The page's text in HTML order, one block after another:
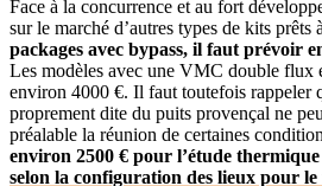
Face à la concurrence et au fort
sur le marché d’autres types de kits prêts
packages avec bypass, il faut prévoir
Les modèles avec une VMC double flux
environ 4000 €. Il faut toutefois rappeler
proprement dite du puits provençal ne
préalable la réunion de certaines
environ 2500 € pour l’étude
selon la configuration des lieux pour le